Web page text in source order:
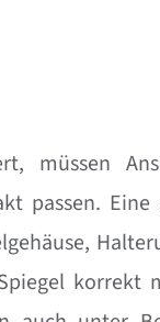
müssen
passen. Eine
korrekt